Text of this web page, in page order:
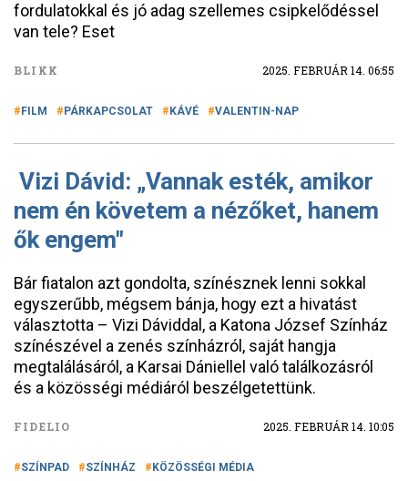
fordulatokkal és jó adag szellemes csipkelődéssel
van tele? Eset
BLIKK 2025. FEBRUÁR 14. 06:55
FILM PÁRKAPCSOLAT KÁVÉ VALENTIN-NAP
Vizi Dávid: „Vannak esték, amikor
nem én követem a nézőket, hanem
ők engem"
Bár fiatalon azt gondolta, színésznek lenni sokkal
egyszerűbb, mégsem bánja, hogy ezt a hivatást
választotta – Vizi Dáviddal, a Katona József Színház
színészével a zenés színházról, saját hangja
megtalálásáról, a Karsai Dániellel való találkozásról
és a közösségi médiáról beszélgetettünk.
FIDELIO 2025. FEBRUÁR 14. 10:05
SZÍNPAD SZÍNHÁZ
KÖZÖSSÉGI MÉDIA